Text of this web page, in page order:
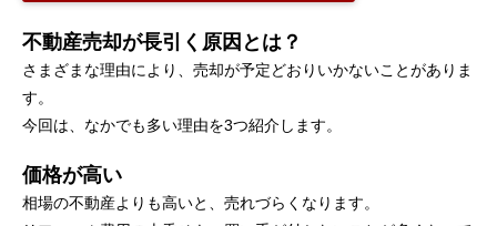
不動産売却が長引く原因とは？
さまざまな理由により、売却が予定どおりいかないことがありま
す。
今回は、なかでも多い理由を3つ紹介します。
価格が高い
相場の不動産よりも高いと、売れづらくなります。